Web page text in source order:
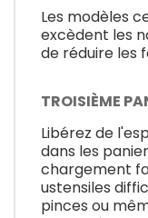
Les modèles
excèdent les
de réduire les
TROISIÈME
Libérez de
dans les
chargement
ustensiles
pinces ou